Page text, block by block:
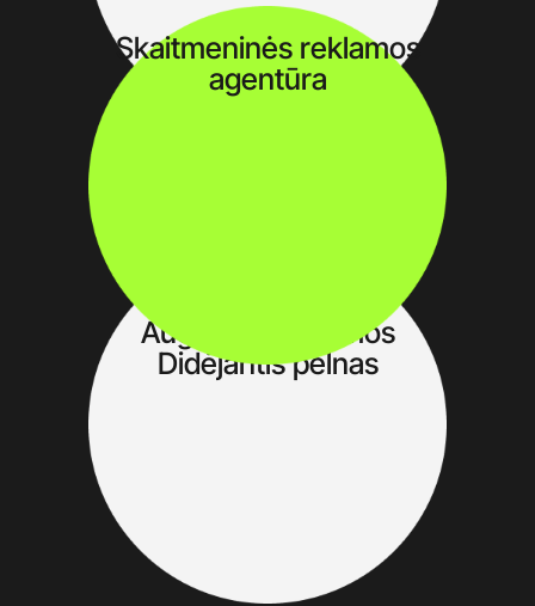
Skaitmeninės reklamos
agentūra
Augančios pajamos
Didėjantis pelnas